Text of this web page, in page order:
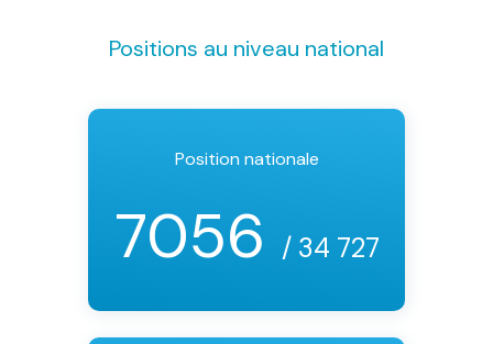
Positions au niveau national
Position nationale
7056 / 34 727